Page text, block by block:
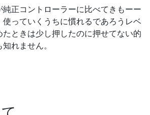
正コントローラーに比べてきもーー
使っていくうちに慣れるであろうレベ
たときは少し押したのに押せてない的
れません。